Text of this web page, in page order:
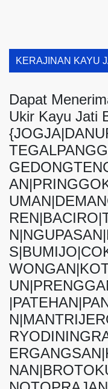
KERAJINAN KAYU
Dapat
Ukir Kayu Jati